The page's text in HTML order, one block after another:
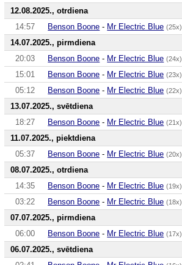
12.08.2025., otrdiena
14:57
Benson Boone - Mr Electric Blue (25x)
14.07.2025., pirmdiena
20:03
Benson Boone - Mr Electric Blue (24x)
15:01
Benson Boone - Mr Electric Blue (23x)
05:12
Benson Boone - Mr Electric Blue (22x)
13.07.2025., svētdiena
18:27
Benson Boone - Mr Electric Blue (21x)
11.07.2025., piektdiena
05:37
Benson Boone - Mr Electric Blue (20x)
08.07.2025., otrdiena
14:35
Benson Boone - Mr Electric Blue (19x)
03:22
Benson Boone - Mr Electric Blue (18x)
07.07.2025., pirmdiena
06:00
Benson Boone - Mr Electric Blue (17x)
06.07.2025., svētdiena